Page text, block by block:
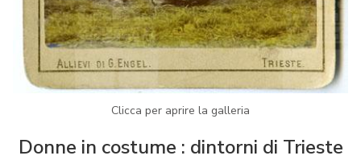
Clicca per aprire la galleria
Donne in costume : dintorni di Trieste